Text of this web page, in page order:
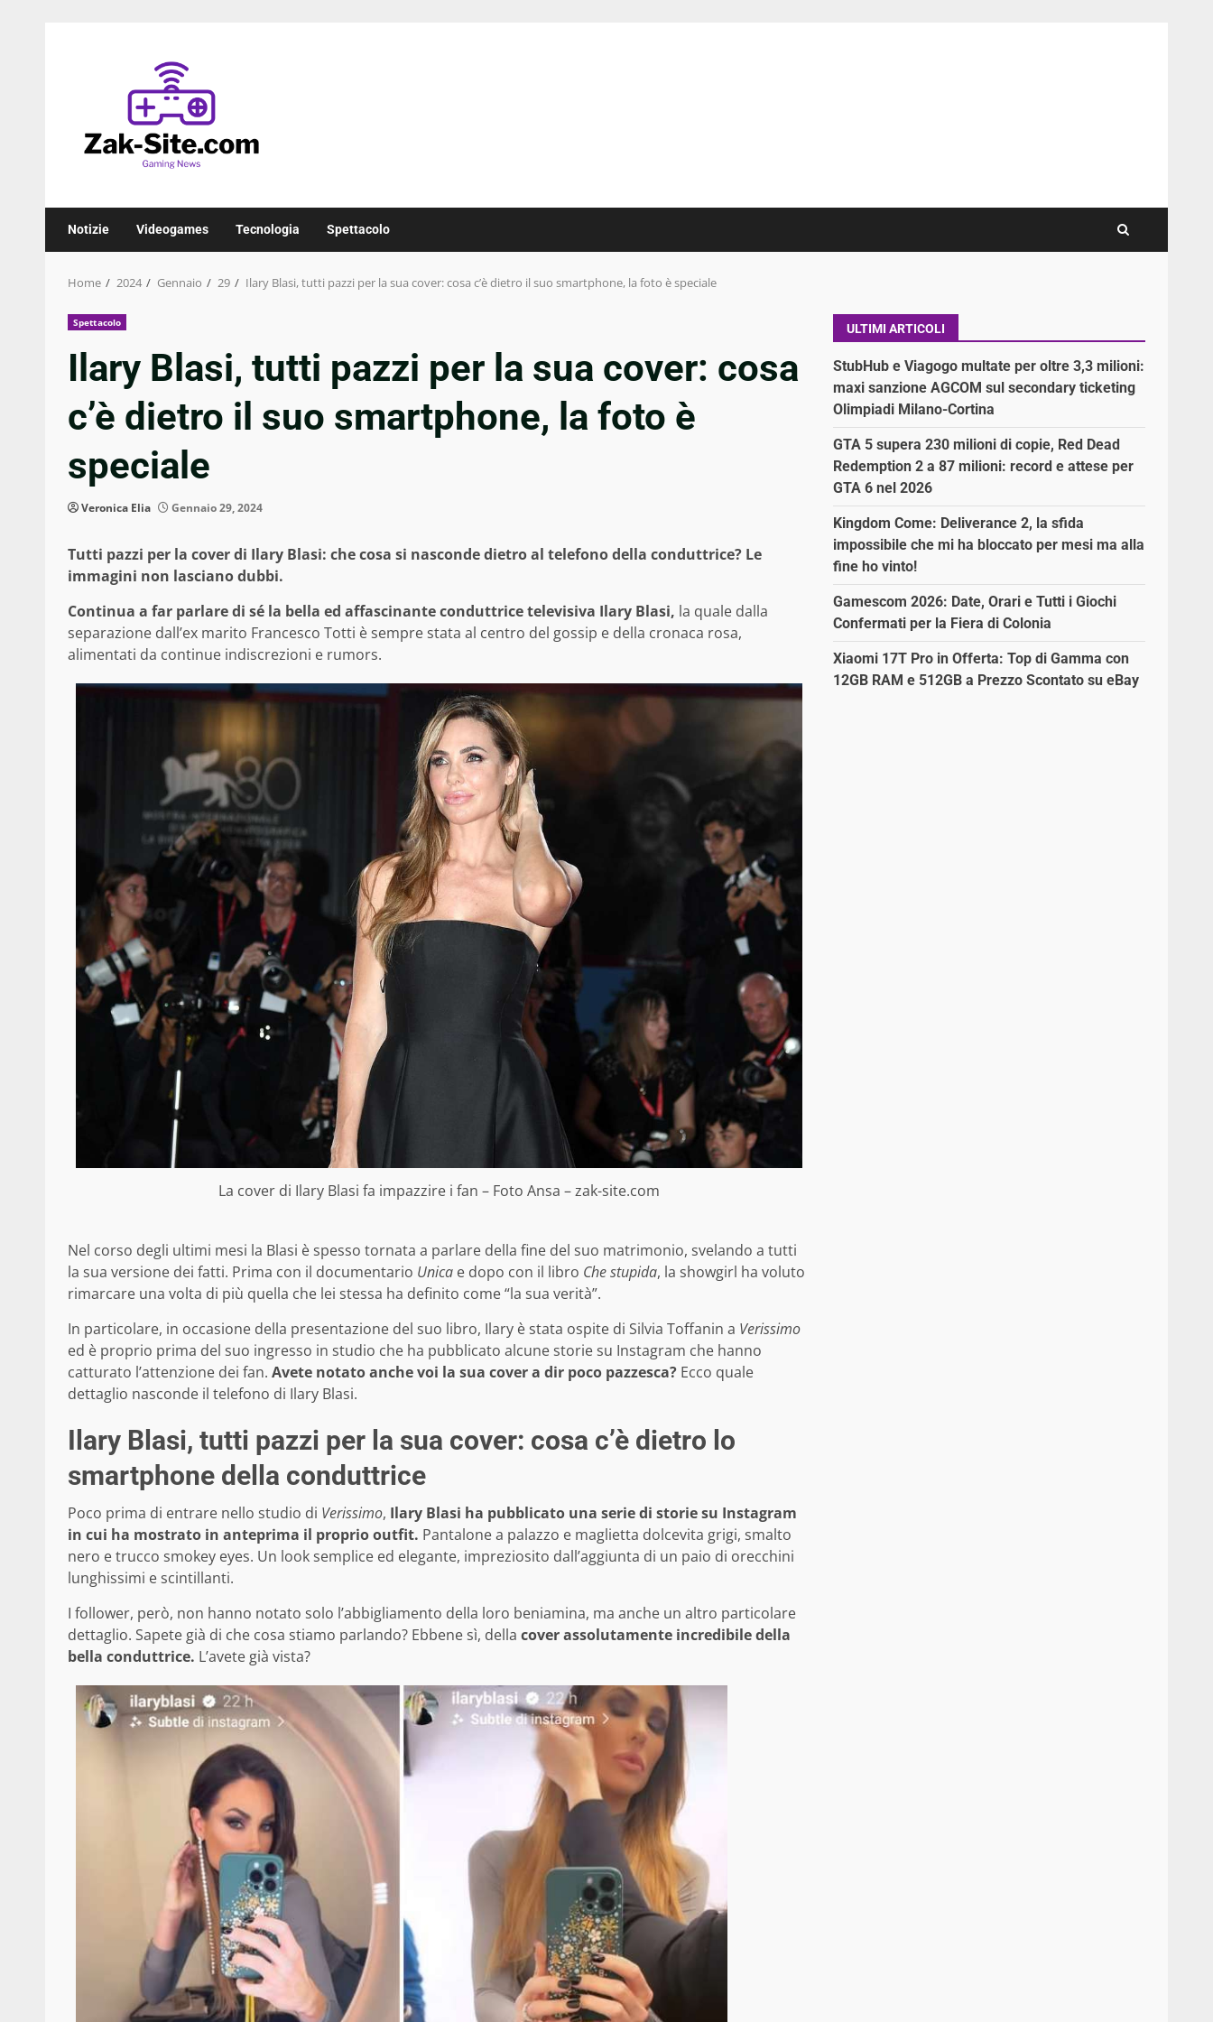
Notizie Videogames Tecnologia Spettacolo
Home 2024 Gennaio 29 Ilary Blasi, tutti pazzi per la sua cover: cosa c’è dietro il suo smartphone, la foto è speciale
Spettacolo
Ilary Blasi, tutti pazzi per la sua cover: cosa
c’è dietro il suo smartphone, la foto è
speciale
Veronica Elia Gennaio 29, 2024
Tutti pazzi per la cover di Ilary Blasi: che cosa si nasconde dietro al telefono della conduttrice? Le
immagini non lasciano dubbi.
Continua a far parlare di sé la bella ed affascinante conduttrice televisiva Ilary Blasi, la quale dalla
separazione dall’ex marito Francesco Totti è sempre stata al centro del gossip e della cronaca rosa,
alimentati da continue indiscrezioni e rumors.
La cover di Ilary Blasi fa impazzire i fan – Foto Ansa – zak-site.com
Nel corso degli ultimi mesi la Blasi è spesso tornata a parlare della fine del suo matrimonio, svelando a tutti
la sua versione dei fatti. Prima con il documentario Unica e dopo con il libro Che stupida, la showgirl ha voluto
rimarcare una volta di più quella che lei stessa ha definito come “la sua verità”.
In particolare, in occasione della presentazione del suo libro, Ilary è stata ospite di Silvia Toffanin a Verissimo
ed è proprio prima del suo ingresso in studio che ha pubblicato alcune storie su Instagram che hanno
catturato l’attenzione dei fan. Avete notato anche voi la sua cover a dir poco pazzesca? Ecco quale
dettaglio nasconde il telefono di Ilary Blasi.
Ilary Blasi, tutti pazzi per la sua cover: cosa c’è dietro lo
smartphone della conduttrice
Poco prima di entrare nello studio di Verissimo, Ilary Blasi ha pubblicato una serie di storie su Instagram
in cui ha mostrato in anteprima il proprio outfit. Pantalone a palazzo e maglietta dolcevita grigi, smalto
nero e trucco smokey eyes. Un look semplice ed elegante, impreziosito dall’aggiunta di un paio di orecchini
lunghissimi e scintillanti.
I follower, però, non hanno notato solo l’abbigliamento della loro beniamina, ma anche un altro particolare
dettaglio. Sapete già di che cosa stiamo parlando? Ebbene sì, della cover assolutamente incredibile della
bella conduttrice. L’avete già vista?
ULTIMI ARTICOLI
StubHub e Viagogo multate per oltre 3,3 milioni:
maxi sanzione AGCOM sul secondary ticketing
Olimpiadi Milano-Cortina
GTA 5 supera 230 milioni di copie, Red Dead
Redemption 2 a 87 milioni: record e attese per
GTA 6 nel 2026
Kingdom Come: Deliverance 2, la sfida
impossibile che mi ha bloccato per mesi ma alla
fine ho vinto!
Gamescom 2026: Date, Orari e Tutti i Giochi
Confermati per la Fiera di Colonia
Xiaomi 17T Pro in Offerta: Top di Gamma con
12GB RAM e 512GB a Prezzo Scontato su eBay